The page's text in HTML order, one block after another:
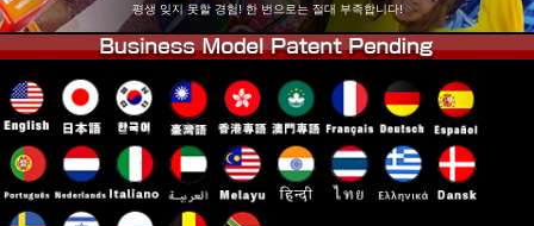
오키나와
평생 잊지 못할 경험! 한 번으로는 절대 부족합니다!